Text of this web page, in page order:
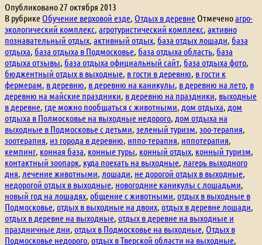
отдых
на
ферме,
отдых
на
выходные.
Опубликовано 27 октября 2013
В рубрике Обучение верховой езде Отдых в деревне Отмеченоагро-
экологический комплекс агротуристический комплекс активно
познавательный отдых активный отдых база отдых лошади база
отдыха база отдыха в Подмосковье база отдыха область база
отдыха отзывы база отдыха официальный сайт база отдыха фото
бюджентный отдых в выходные в гости в деревню в гости к
фермерам в деревню в деревню на каникулы в деревню на лето в
деревню на майские праздники в деревню на праздники выходные
в деревне где можно пообщаться с животными дом отдыха дом
отдыха в Полмосковье на выходные недорого дом отдыха на
выходные в Подмосковье с детьми зеленый туризм зоо-терапия
зоотерапия из города в деревню иппо-терапия иппотерапия
кемпинг конная база конные туры конный отдых конный туризм
контактный зоопарк куда поехать на выходные лагерь выходного
дня лечение животными лошади не дорогой отдых в выходные
недорогой отдых в выходные новогодние каникулы с лошадьми
новый год на лошадях общение с животными отдых в выходные в
Подмосковье отдых в выходные на двоих отдых в деревне лошади
отдых в деревне на выходные отдых в деревне на выходные и
праздничные дни отдых в Подмосковье на выходные Отдых в
Подмосковье недорого отдых в Тверской области на выходные